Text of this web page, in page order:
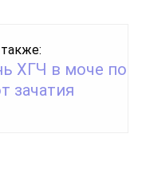
ХГЧ в моче по
зачатия